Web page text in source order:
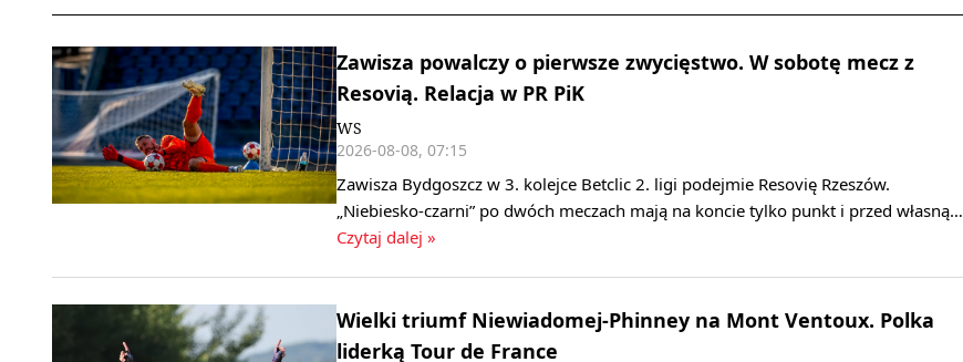
Zawisza powalczy o pierwsze zwycięstwo. W sobotę mecz z
Resovią. Relacja w PR PiK
WS
2026-08-08, 07:15
Zawisza Bydgoszcz w 3. kolejce Betclic 2. ligi podejmie Resovię Rzeszów.
„Niebiesko‑czarni” po dwóch meczach mają na koncie tylko punkt i przed własną…
Czytaj dalej »
Wielki triumf Niewiadomej-Phinney na Mont Ventoux. Polka
liderką Tour de France